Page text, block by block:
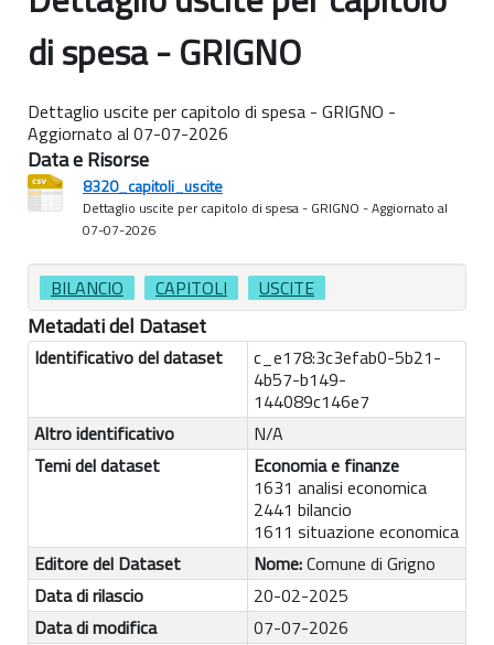
di spesa - GRIGNO
Dettaglio uscite per capitolo di spesa - GRIGNO -
Aggiornato al 07-07-2026
Data e Risorse
8320_capitoli_uscite
Dettaglio uscite per capitolo di spesa - GRIGNO - Aggiornato al
07-07-2026
BILANCIO CAPITOLI USCITE
Metadati del Dataset
Identificativo del dataset
c_e178:3c3efab0-5b21-
4b57-b149-
144089c146e7
Altro identificativo
N/A
Temi del dataset
Economia e finanze
1631 analisi economica
2441 bilancio
1611 situazione economica
Editore del Dataset
Nome:Comune di Grigno
Data di rilascio
20-02-2025
Data di modifica
07-07-2026